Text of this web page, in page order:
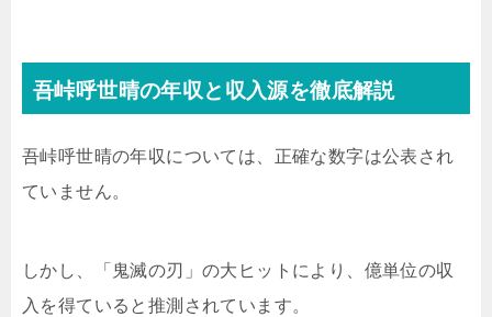
吾峠呼世晴の年収と収入源を徹底解説
吾峠呼世晴の年収については、正確な数字は公表され
ていません。
しかし、「鬼滅の刃」の大ヒットにより、億単位の収
入を得ていると推測されています。